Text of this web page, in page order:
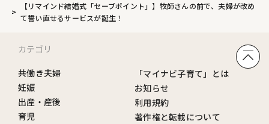
【リマインド結婚式「セーブポイント」】牧師さんの前で、夫婦が改め
て誓い直せるサービスが誕生！
カテゴリ
共働き夫婦
妊娠
出産・産後
育児
「マイナビ子育て」とは
お知らせ
利用規約
著作権と転載について